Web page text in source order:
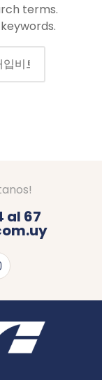
terms.
al 67